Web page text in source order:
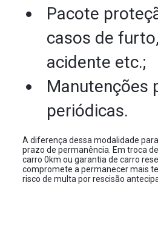
Pacote
casos de
acidente etc.;
Manutenções
periódicas.
A diferença dessa modalidade
prazo de permanência. Em troca
carro 0km ou garantia de carro
compromete a permanecer mais
risco de multa por rescisão